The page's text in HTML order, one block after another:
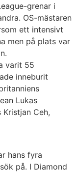
grenar i
OS-mästaren
ett intensivt
men på plats var
varit 55
inneburit
Lukas
Kristjan Ceh,
hans fyra
på. I Diamond